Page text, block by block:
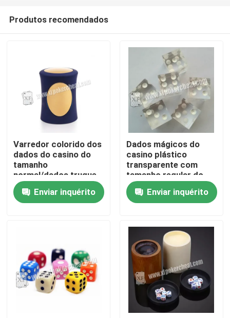
Produtos
Produtos recomendados
Varredor colorido dos
dados do casino do
tamanho
normal/dados truque
mágico para 2
jogadoresEnviar inquérito
Dados mágicos do
casino plástico
transparente com
tamanho regular do
controle de Reomote
Enviar inquérito